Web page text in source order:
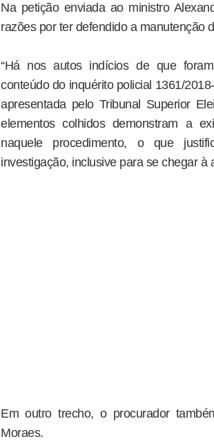
Na petição enviada ao ministro
razões por ter defendido a manutenção
“Há nos autos indícios de que
conteúdo do inquérito policial 1361/
apresentada pelo Tribunal Superior
elementos colhidos demonstram a
naquele procedimento, o que
investigação, inclusive para se chegar à
Em outro trecho, o procurador
Moraes.